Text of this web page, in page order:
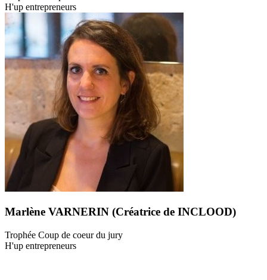
H'up entrepreneurs
Marlène VARNERIN (Créatrice de INCLOOD)
Trophée Coup de coeur du jury
H'up entrepreneurs